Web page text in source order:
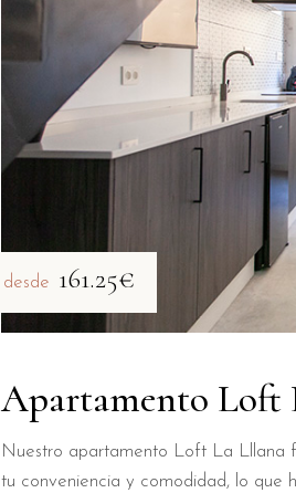
desde 161.25€
Apartamento Loft
Nuestro apartamento Loft La Lllana
tu conveniencia y comodidad, lo que